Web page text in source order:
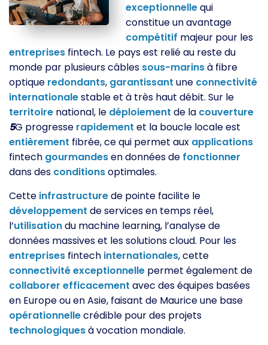
exceptionnellequi
constitue un avantage
compétitif majeur pour les
entreprises fintech. Le pays est relié au reste du
monde par plusieurs câbles sous-marinsà fibre
optique redondants, garantissant une connectivité
internationalestable et à très haut débit. Sur le
territoire national, le déploiement de la couverture
5G progresse rapidement et la boucle locale est
entièrement fibrée, ce qui permet aux applications
fintech gourmandesen données de fonctionner
dans des conditionsoptimales.
Cette infrastructurede pointe facilite le
développement de services en temps réel,
l’utilisationdu machine learning, l’analyse de
données massives et les solutions cloud. Pour les
entreprises fintech internationales, cette
connectivitéexceptionnelle permet également de
collaborer efficacement avec des équipes basées
en Europe ou en Asie, faisant de Maurice une base
opérationnellecrédible pour des projets
technologiquesà vocation mondiale.